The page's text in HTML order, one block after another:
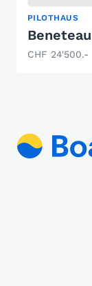
PILOTHAUS
CHF 24'500.-